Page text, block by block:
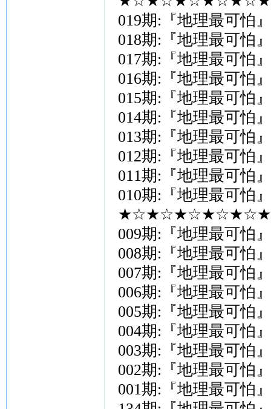
019期:『地理最可怕
018期:『地理最可怕
017期:『地理最可怕
016期:『地理最可怕
015期:『地理最可怕
014期:『地理最可怕
013期:『地理最可怕
012期:『地理最可怕
011期:『地理最可怕
010期:『地理最可怕
★☆★☆★☆★☆★☆★
009期:『地理最可怕
008期:『地理最可怕
007期:『地理最可怕
006期:『地理最可怕
005期:『地理最可怕
004期:『地理最可怕
003期:『地理最可怕
002期:『地理最可怕
001期:『地理最可怕